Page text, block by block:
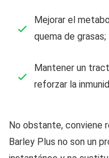
Mejorar el
quema de grasas;
Mantener un
reforzar la
No obstante, conviene
Barley Plus no son un